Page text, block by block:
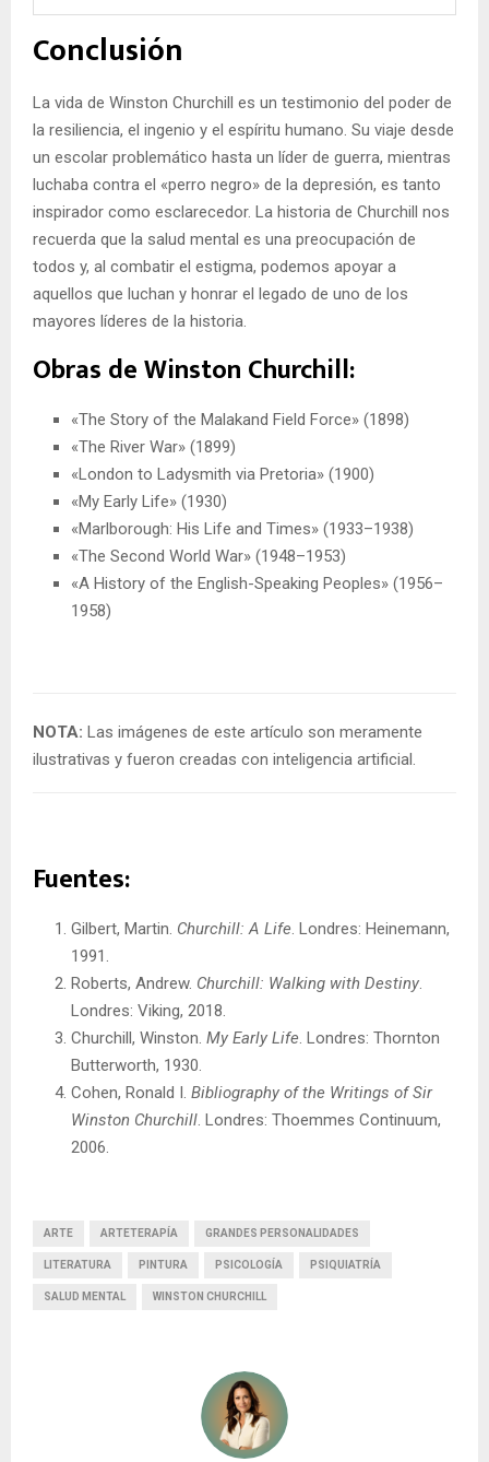
Conclusión
La vida de Winston Churchill es un testimonio del poder de
la resiliencia, el ingenio y el espíritu humano. Su viaje desde
un escolar problemático hasta un líder de guerra, mientras
luchaba contra el «perro negro» de la depresión, es tanto
inspirador como esclarecedor. La historia de Churchill nos
recuerda que la salud mental es una preocupación de
todos y, al combatir el estigma, podemos apoyar a
aquellos que luchan y honrar el legado de uno de los
mayores líderes de la historia.
Obras de Winston Churchill:
«The Story of the Malakand Field Force» (1898)
«The River War» (1899)
«London to Ladysmith via Pretoria» (1900)
«My Early Life» (1930)
«Marlborough: His Life and Times» (1933–1938)
«The Second World War» (1948–1953)
«A History of the English-Speaking Peoples» (1956–
1958)
NOTA: Las imágenes de este artículo son meramente
ilustrativas y fueron creadas con inteligencia artificial.
Fuentes:
Gilbert, Martin. Churchill: A Life. Londres: Heinemann,
1991.
Roberts, Andrew. Churchill: Walking with Destiny.
Londres: Viking, 2018.
Churchill, Winston. My Early Life. Londres: Thornton
Butterworth, 1930.
Cohen, Ronald I. Bibliography of the Writings of Sir
Winston Churchill. Londres: Thoemmes Continuum,
2006.
ARTE ARTETERAPÍA GRANDES PERSONALIDADES
LITERATURA PINTURA PSICOLOGÍA PSIQUIATRÍA
SALUD MENTAL WINSTON CHURCHILL